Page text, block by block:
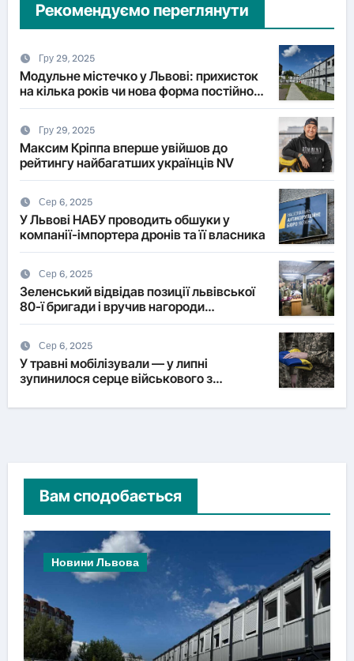
Рекомендуємо переглянути
Гру 29, 2025
Модульне містечко у Львові: прихисток
на кілька років чи нова форма постійного
житла?
Гру 29, 2025
Максим Кріппа вперше увійшов до
рейтингу найбагатших українців NV
Сер 6, 2025
У Львові НАБУ проводить обшуки у
компанії-імпортера дронів та її власника
Сер 6, 2025
Зеленський відвідав позиції львівської
80-ї бригади і вручив нагороди
військовим
Сер 6, 2025
У травні мобілізували — у липні
зупинилося серце військового з
Вам сподобається
Новини Львова